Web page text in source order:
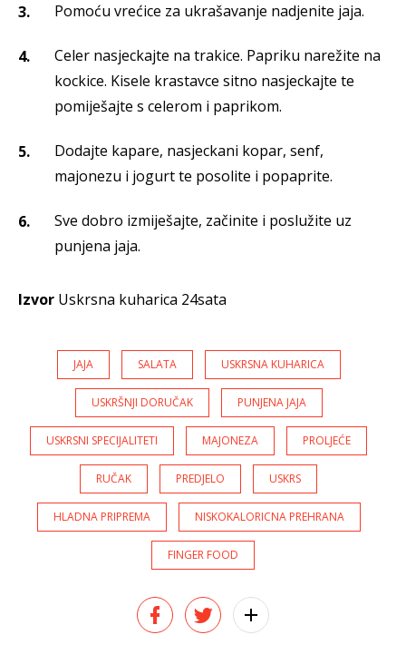
Pomoću vrećice za ukrašavanje nadjenite jaja.
Celer nasjeckajte na trakice. Papriku narežite na
kockice. Kisele krastavce sitno nasjeckajte te
pomiješajte s celerom i paprikom.
Dodajte kapare, nasjeckani kopar, senf,
majonezu i jogurt te posolite i popaprite.
Sve dobro izmiješajte, začinite i poslužite uz
punjena jaja.
Izvor Uskrsna kuharica 24sata
JAJA SALATA USKRSNA KUHARICA
USKRŠNJI DORUČAK PUNJENA JAJA
USKRSNI SPECIJALITETI MAJONEZA PROLJEĆE
RUČAK PREDJELO USKRS
HLADNA PRIPREMA NISKOKALORICNA PREHRANA
FINGER FOOD